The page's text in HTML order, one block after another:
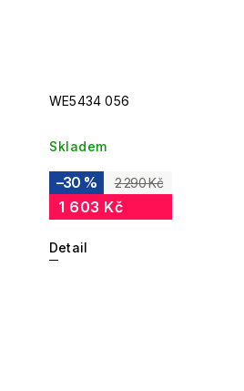
WE5434 056
Skladem
2 290 Kč
–30 %
1 603 Kč
Detail